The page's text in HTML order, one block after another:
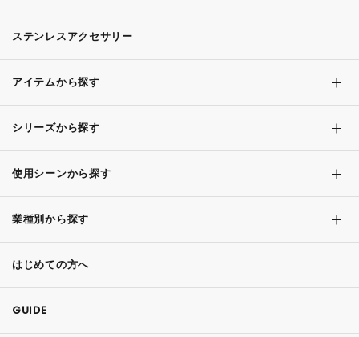
ステンレスアクセサリー
アイテムから探す
シリーズから探す
使用シーンから探す
業種別から探す
はじめての方へ
GUIDE